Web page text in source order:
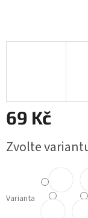
69 Kč
cena:
Zvolte
Varianta